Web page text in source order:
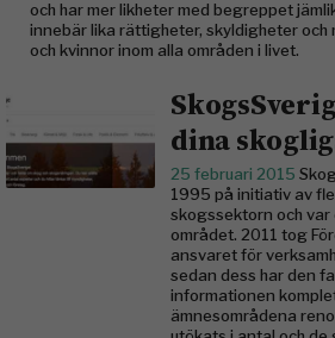
och har mer likheter med begreppet
innebär lika rättigheter, skyldigheter och
och kvinnor inom alla områden i livet.
dina
25 februari 2015
1995 på initiativ av
skogssektorn och
området. 2011 tog
ansvaret för
sedan dess har den
informationen
ämnesområdena